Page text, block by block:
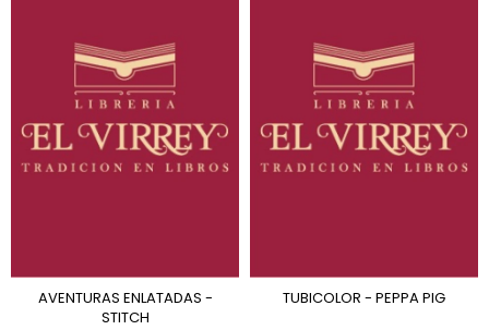
AVENTURAS ENLATADAS -
STITCH
TUBICOLOR - PEPPA PIG